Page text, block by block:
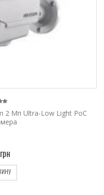
2 Мп Ultra-Low Light PoC